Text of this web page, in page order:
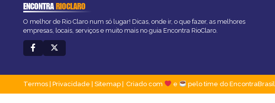
ENCONTRARIOCLARO
O melhor de Rio Claro num só lugar! Dicas, onde ir, o que fazer, as melhores
empresas, locais, serviços e muito mais no guia Encontra RioClaro.
Termos Privacidade Sitemap Criado com e pelo time do EncontraBrasil